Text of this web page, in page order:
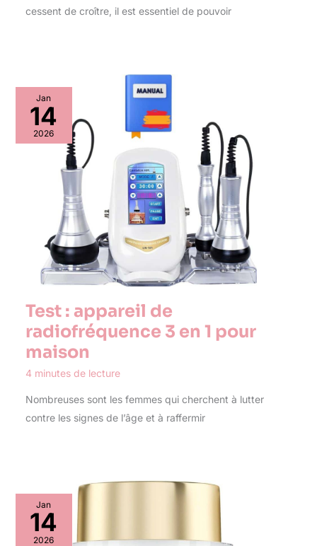
cessent de croître, il est essentiel de pouvoir
Jan
14
2026
Test : appareil de
radiofréquence 3 en 1 pour
maison
4 minutes de lecture
Nombreuses sont les femmes qui cherchent à lutter
contre les signes de l’âge et à raffermir
Jan
14
2026